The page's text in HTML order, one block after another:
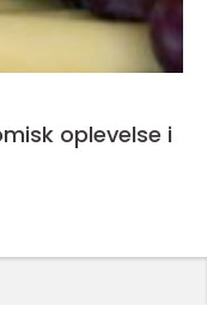
oplevelse i